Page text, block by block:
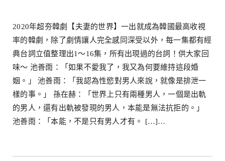
2020年超夯韓劇【夫妻的世界】一出就成為韓國最高收視
率的韓劇，除了劇情讓人完全感同深受以外，每一集都有經
典台詞立值整理出1～16集，所有出現過的台詞！供大家回
味～ 池善雨：「如果不愛我了，我又為何要維持這段婚
姻。」 池善雨：「我認為性慾對男人來說，就像是排泄一
樣的事。」 孫在赫：「世界上只有兩種男人，一個是出軌
的男人，還有出軌被發現的男人，本能是無法抗拒的。」
池善雨：「本能，不是只有男人才有。 […]…